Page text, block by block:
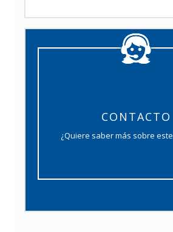
CONTACTO
¿Quiere saber más sobre